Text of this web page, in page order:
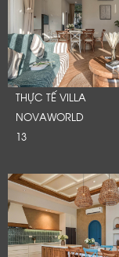
THỰC TẾ VILLA
NOVAWORLD
13